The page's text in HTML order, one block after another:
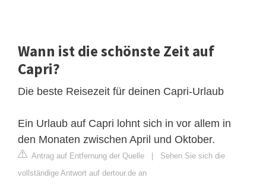
Wann ist die schönste Zeit auf
Capri?
Die beste Reisezeit für deinen Capri-Urlaub
Ein Urlaub auf Capri lohnt sich in vor allem in
den Monaten zwischen April und Oktober.
Antrag auf Entfernung der Quelle
Sehen Sie sich die
vollständige Antwort auf dertour.de an